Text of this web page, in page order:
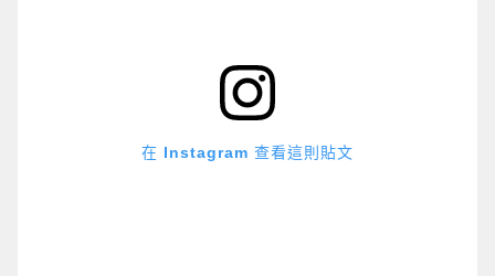
在 Instagram 查看這則貼文